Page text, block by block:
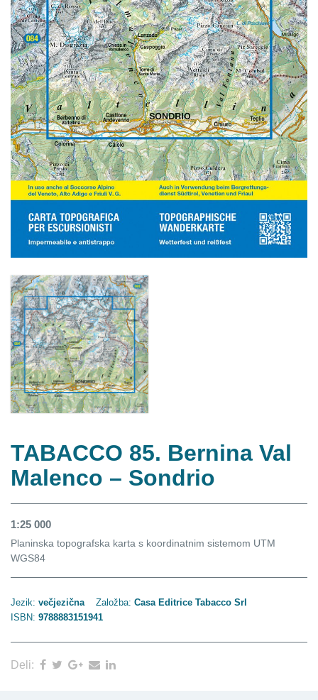
TABACCO 85. Bernina Val
Malenco – Sondrio
1:25 000
Planinska topografska karta s koordinatnim sistemom UTM
WGS84
Jezik: večjezična Založba: Casa Editrice Tabacco Srl
ISBN: 9788883151941
Deli: